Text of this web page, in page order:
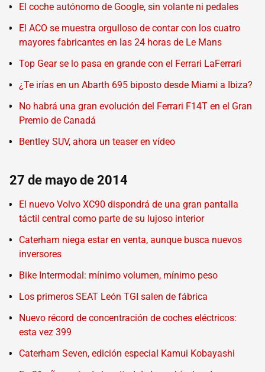
El coche autónomo de Google, sin volante ni pedales
El ACO se muestra orgulloso de contar con los cuatro
mayores fabricantes en las 24 horas de Le Mans
Top Gear se lo pasa en grande con el Ferrari LaFerrari
¿Te irías en un Abarth 695 biposto desde Miami a Ibiza?
No habrá una gran evolución del Ferrari F14T en el Gran
Premio de Canadá
Bentley SUV, ahora un teaser en vídeo
27 de mayo de 2014
El nuevo Volvo XC90 dispondrá de una gran pantalla
táctil central como parte de su lujoso interior
Caterham niega estar en venta, aunque busca nuevos
inversores
Bike Intermodal: mínimo volumen, mínimo peso
Los primeros SEAT León TGI salen de fábrica
Nuevo récord de concentración de coches eléctricos:
esta vez 399
Caterham Seven, edición especial Kamui Kobayashi